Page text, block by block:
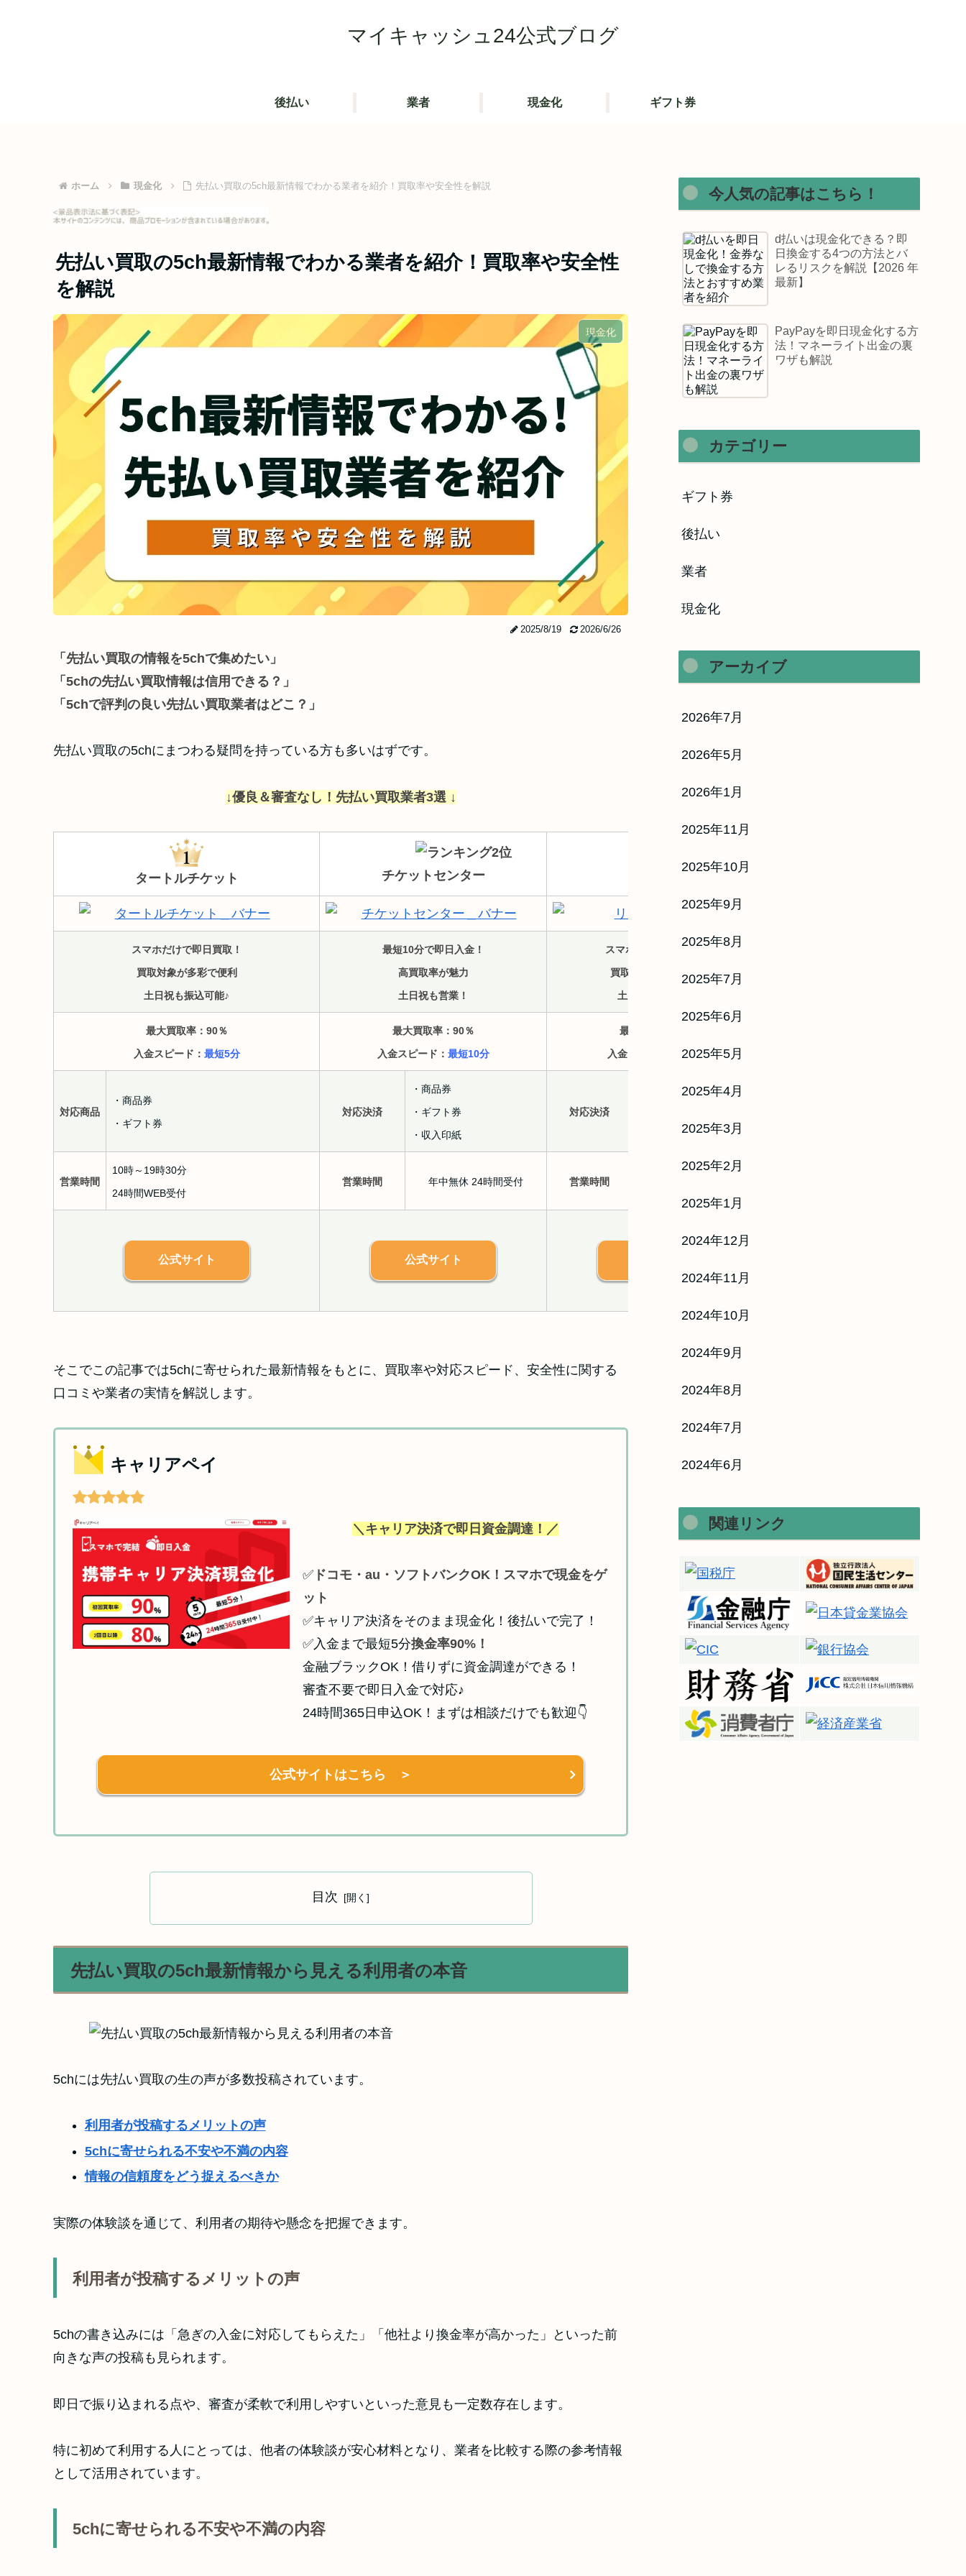
マイキャッシュ24公式ブログ
後払い 業者 現金化 ギフト券
ホーム 現金化 先払い買取の5ch最新情報でわかる業者を紹介！買取率や安全性を解説
先払い買取の5ch最新情報でわかる業者を紹介！買取率や安全性
を解説
現金化
2025/8/19 2026/6/26
「先払い買取の情報を5chで集めたい」
「5chの先払い買取情報は信用できる？」
「5chで評判の良い先払い買取業者はどこ？」
先払い買取の5chにまつわる疑問を持っている方も多いはずです。
↓優良＆審査なし！先払い買取業者3選 ↓
タートルチケット チケットセンター リフチケ
スマホだけで即日買取！
買取対象が多彩で便利
土日祝も振込可能♪
最短10分で即日入金！
高買取率が魅力
土日祝も営業！
スマホだけで即日買取！
買取対象が多彩で便利
土日祝も振込可能♪
最大買取率：90％
入金スピード： 最短5分
最大買取率：90％
入金スピード： 最短10分
最大買取率：90
入金スピード：
最短5分
対応商品
・商品券
・ギフト券
対応決済
・商品券
・ギフト券
・収入印紙
対応決済
営業時間
10時～19時30分
24時間WEB受付
営業時間 年中無休 24時間受付 営業時間
24時間WEB受付
公式サイト 公式サイト
そこでこの記事では5chに寄せられた最新情報をもとに、買取率や対応スピード、安全性に関する
口コミや業者の実情を解説します。
キャリアペイ
＼キャリア決済で即日資金調達！／
✅ドコモ・au・ソフトバンクOK！スマホで現金をゲ
ット
✅キャリア決済をそのまま現金化！後払いで完了！
✅入金まで最短5分換金率90%！
金融ブラックOK！借りずに資金調達ができる！
審査不要で即日入金で対応♪
24時間365日申込OK！まずは相談だけでも歓迎👇
公式サイトはこちら ＞
目次
先払い買取の5ch最新情報から見える利用者の本音
5chには先払い買取の生の声が多数投稿されています。
利用者が投稿するメリットの声
5chに寄せられる不安や不満の内容
情報の信頼度をどう捉えるべきか
実際の体験談を通じて、利用者の期待や懸念を把握できます。
利用者が投稿するメリットの声
5chの書き込みには「急ぎの入金に対応してもらえた」「他社より換金率が高かった」といった前
向きな声の投稿も見られます。
即日で振り込まれる点や、審査が柔軟で利用しやすいといった意見も一定数存在します。
特に初めて利用する人にとっては、他者の体験談が安心材料となり、業者を比較する際の参考情報
として活用されています。
5chに寄せられる不安や不満の内容
今人気の記事はこちら！
d払いは現金化できる？即
日換金する4つの方法とバ
レるリスクを解説【2026 年
最新】
PayPayを即日現金化する方
法！マネーライト出金の裏
ワザも解説
カテゴリー
ギフト券
後払い
業者
現金化
アーカイブ
2026年7月
2026年5月
2026年1月
2025年11月
2025年10月
2025年9月
2025年8月
2025年7月
2025年6月
2025年5月
2025年4月
2025年3月
2025年2月
2025年1月
2024年12月
2024年11月
2024年10月
2024年9月
2024年8月
2024年7月
2024年6月
関連リンク